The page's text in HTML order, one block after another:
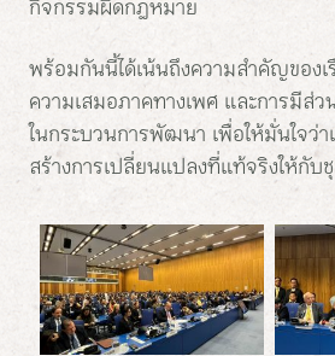
กิจกรรมผิดกฎหมาย
พร้อมกันนี้ได้เน้นถึงความสำคัญของ
ความเสมอภาคทางเพศ และการมีส่
ในกระบวนการพัฒนา เพื่อให้มั่นใจว่
สร้างการเปลี่ยนแปลงที่แท้จริงให้กั